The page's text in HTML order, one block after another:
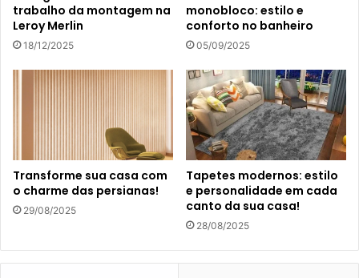
trabalho da montagem na
Leroy Merlin
18/12/2025
monobloco: estilo e
conforto no banheiro
05/09/2025
Transforme sua casa com
o charme das persianas!
29/08/2025
Tapetes modernos: estilo
e personalidade em cada
canto da sua casa!
28/08/2025